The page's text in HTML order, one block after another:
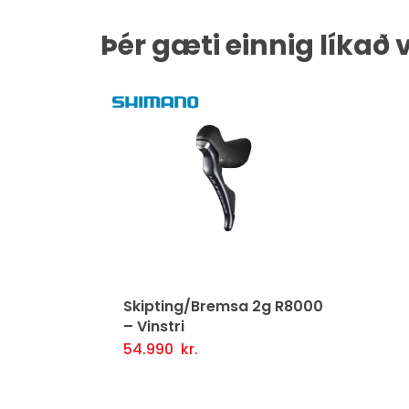
Þér gæti einnig líkað
Skipting/Bremsa 2g R8000
– Vinstri
54.990 kr.
Setja Í Körfu